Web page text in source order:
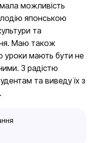
можливість
японською
та
Маю також
уроки мають бути не
З радістю
та виведу їх з